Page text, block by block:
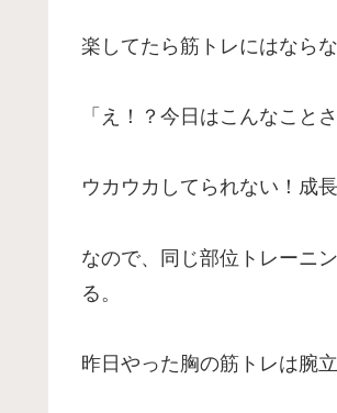
楽してたら筋トレにはなら
「え！？今日はこんなこと
ウカウカしてられない！成
なので、同じ部位トレーニ
る。
昨日やった胸の筋トレは腕立